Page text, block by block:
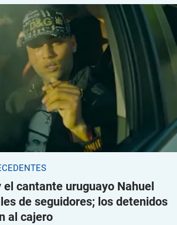
el cantante uruguayo Nahuel
de seguidores; los detenidos
al cajero